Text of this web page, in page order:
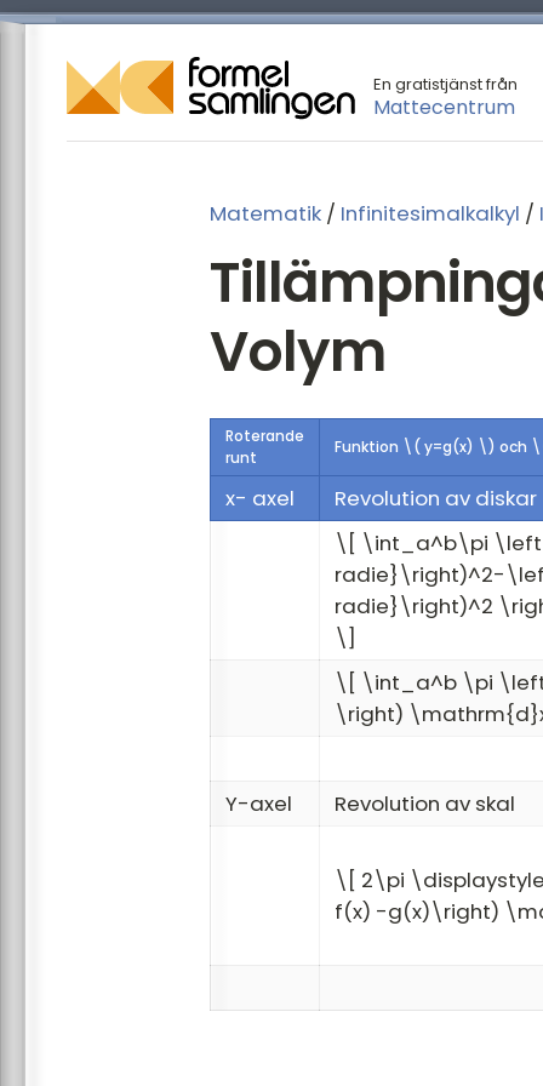
En gratistjänst från
Mattecentrum
Matematik / Infinitesimalkalkyl /
Volym
Roterande
runt
Funktion \( y=g(x) \) och
x- axel Revolution av
\[ \int_a^b\pi
radie}\right)^2-
radie}\right)^2
\]
\[ \int_a^b \pi
\right)
Y-axel Revolution av skal
\[ 2\pi
f(x) -g(x)\right)